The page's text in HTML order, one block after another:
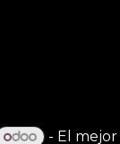
- El mejor